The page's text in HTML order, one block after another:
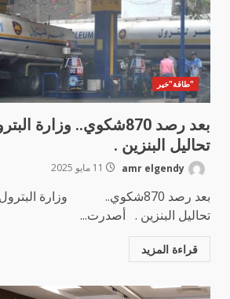
"طاقة"خير
بعد رصد 870شكوي..
تحاليل البنزين .
بعد رصد 870شكوي.. وزارة
تحاليل البنزين . أصدرت...
قراءة المزيد